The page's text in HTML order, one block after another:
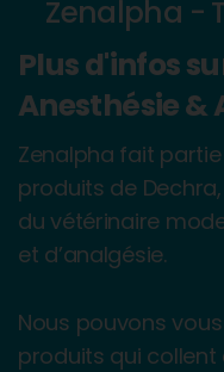
Zenalpha -
Plus d'infos
Anesthésie &
Zenalpha fait
produits de
du vétérinaire
et d’analgésie.
Nous pouvons
produits qui collent